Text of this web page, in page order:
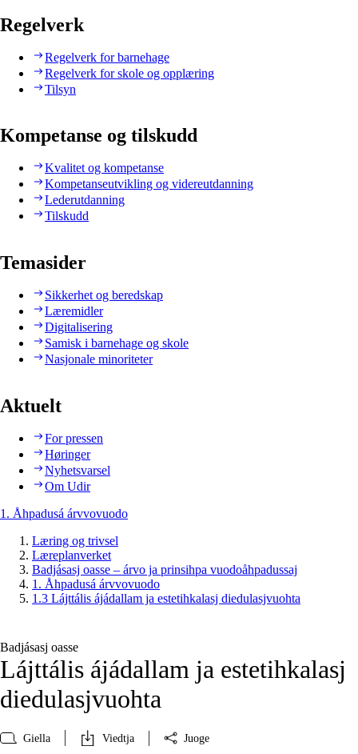
Regelverk
Regelverk for barnehage
Regelverk for skole og opplæring
Tilsyn
Kompetanse og tilskudd
Kvalitet og kompetanse
Kompetanseutvikling og videreutdanning
Lederutdanning
Tilskudd
Temasider
Sikkerhet og beredskap
Læremidler
Digitalisering
Samisk i barnehage og skole
Nasjonale minoriteter
Aktuelt
For pressen
Høringer
Nyhetsvarsel
Om Udir
1. Åhpadusá árvvovuodo
Læring og trivsel
Læreplanverket
Badjásasj oasse – árvo ja prinsihpa vuodoåhpadussaj
1. Åhpadusá árvvovuodo
1.3 Lájttális ájádallam ja estetihkalasj diedulasjvuohta
Badjásasj oasse
Lájttális ájádallam ja estetihkalasj
diedulasjvuohta
Giella Viedtja Juoge